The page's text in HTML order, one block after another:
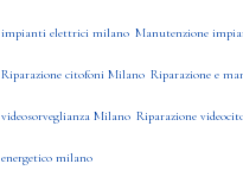
impianti elettrici milano Manutenzione
Riparazione citofoni Milano Riparazione e
videosorveglianza Milano Riparazione
energetico milano